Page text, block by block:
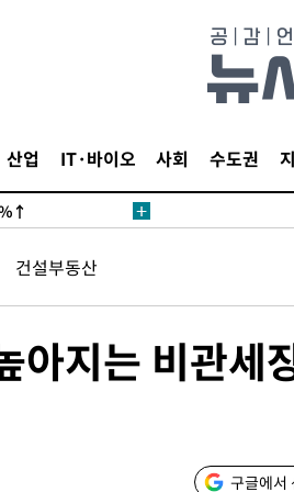
산업 IT·바이오 사회 수도권
실종
열대야 계속[다음
걱정 안겨드려 죄
진 채 발견
일전
, 열대야 계속[다음
회로 삼겠다"
걱정 안겨드려 죄
건설부동산
아지는 비관
구글에서